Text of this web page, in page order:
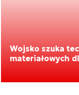
Wojsko szuka
materiałowych